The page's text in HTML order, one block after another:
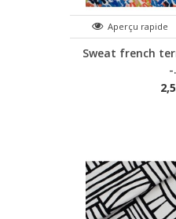
Aperçu rapide
Sweat french
-